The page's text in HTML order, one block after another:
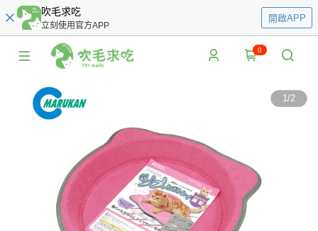
吹毛求吃
立刻使用官方APP
開啟APP
0
1/2